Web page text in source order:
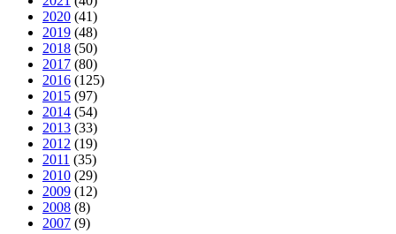
2020 (41)
2019 (48)
2018 (50)
2017 (80)
2016 (125)
2015 (97)
2014 (54)
2013 (33)
2012 (19)
2011 (35)
2010 (29)
2009 (12)
2008 (8)
2007 (9)